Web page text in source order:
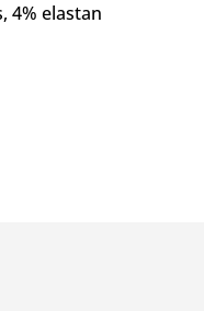
4% elastan